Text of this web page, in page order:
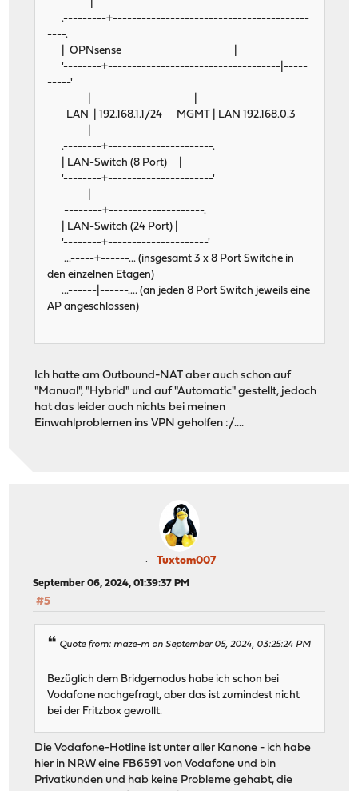
.---------+-----------------------------------------
----.
| OPNsense |
'--------+------------------------------------|-----
-----'
LAN | 192.168.1.1/24 MGMT | LAN 192.168.0.3
.--------+----------------------.
| LAN-Switch (8 Port) |
'--------+----------------------'
--------+--------------------.
| LAN-Switch (24 Port) |
'--------+---------------------'
...-----+------... (insgesamt 3 x 8 Port Switche in
den einzelnen Etagen)
...------|------.... (an jeden 8 Port Switch jeweils eine
AP angeschlossen)
Ich hatte am Outbound-NAT aber auch schon auf
"Manual", "Hybrid" und auf "Automatic" gestellt, jedoch
hat das leider auch nichts bei meinen
Einwahlproblemen ins VPN geholfen :/....
Tuxtom007
September 06, 2024, 01:39:37 PM
#5
Quote from: maze-m on September 05, 2024, 03:25:24 PM
Bezüglich dem Bridgemodus habe ich schon bei
Vodafone nachgefragt, aber das ist zumindest nicht
bei der Fritzbox gewollt.
Die Vodafone-Hotline ist unter aller Kanone - ich habe
hier in NRW eine FB6591 von Vodafone und bin
Privatkunden und hab keine Probleme gehabt, die